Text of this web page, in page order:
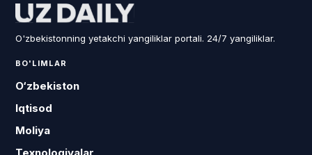
O'zbekistonning yetakchi yangiliklar portali. 24/7 yangiliklar.
BO'LIMLAR
O‘zbekiston
Iqtisod
Moliya